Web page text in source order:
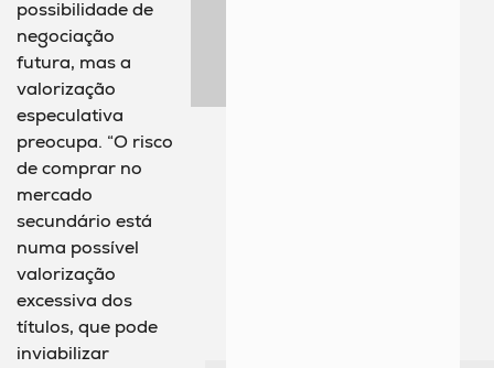
possibilidade de
negociação
futura, mas a
valorização
especulativa
preocupa. “O risco
de comprar no
mercado
secundário está
numa possível
valorização
excessiva dos
títulos, que pode
inviabilizar